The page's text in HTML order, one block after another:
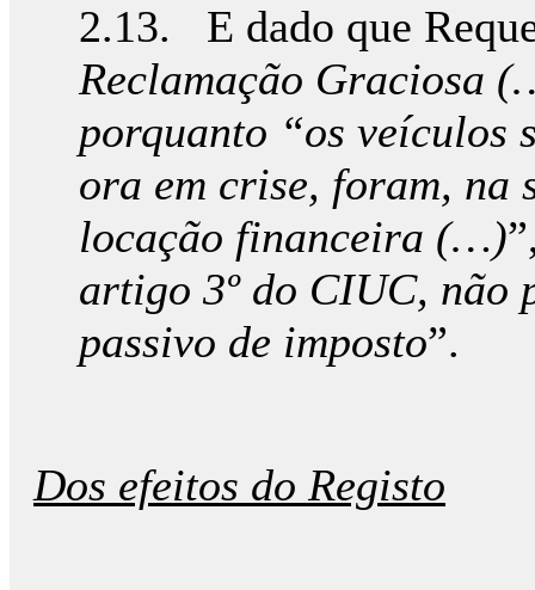
2.13. E dado que
Reclamação Graciosa
porquanto “os veículos
ora em crise, foram, na
locação financeira (…)
artigo 3º do CIUC, não
passivo de imposto”.
Dos efeitos do Registo